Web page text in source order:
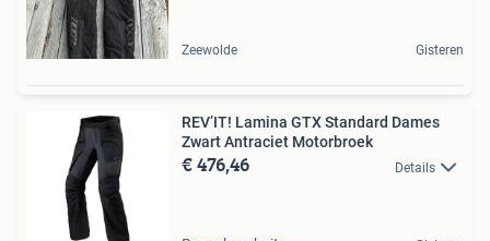
Zeewolde Gisteren
REV’IT! Lamina GTX Standard Dames
Zwart Antraciet Motorbroek
€ 476,46 Details